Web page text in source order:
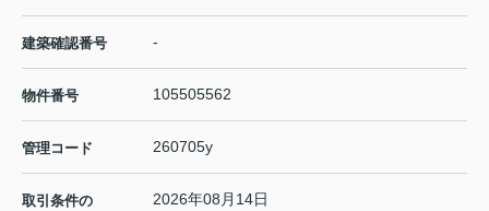
建築確認番号 -
物件番号 105505562
管理コード 260705y
取引条件の
2026年08月14日